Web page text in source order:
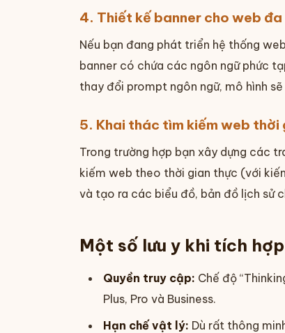
4. Thiết kế banner cho web đa
Nếu bạn đang phát triển hệ thống
banner có chứa các ngôn ngữ phức
thay đổi prompt ngôn ngữ, mô hình
5. Khai thác tìm kiếm web thời
Trong trường hợp bạn xây dựng các
kiếm web theo thời gian thực (với
và tạo ra các biểu đồ, bản đồ lịch sử
Một số lưu y khi tích hợp
Quyền truy cập: Chế độ
Plus, Pro và Business.
Hạn chế vật lý: Dù rất thông